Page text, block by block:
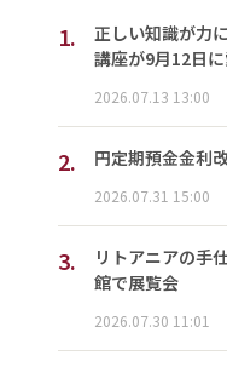
1.
正しい知識が力
講座が9月12日
2026.07.13 13:00
2. 円定期預金金利
2026.07.31 15:00
3.
リトアニアの手
館で展覧会
2026.07.30 11:01